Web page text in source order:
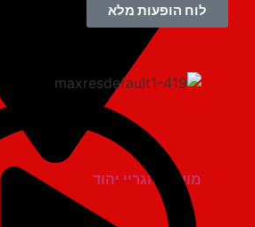
מועדון הגריי יהוד
לוח הופעות מלא